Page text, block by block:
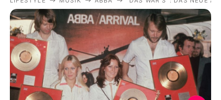
Royals
Stars
Filme & Serien
Lifestyle
Familie & Liebe